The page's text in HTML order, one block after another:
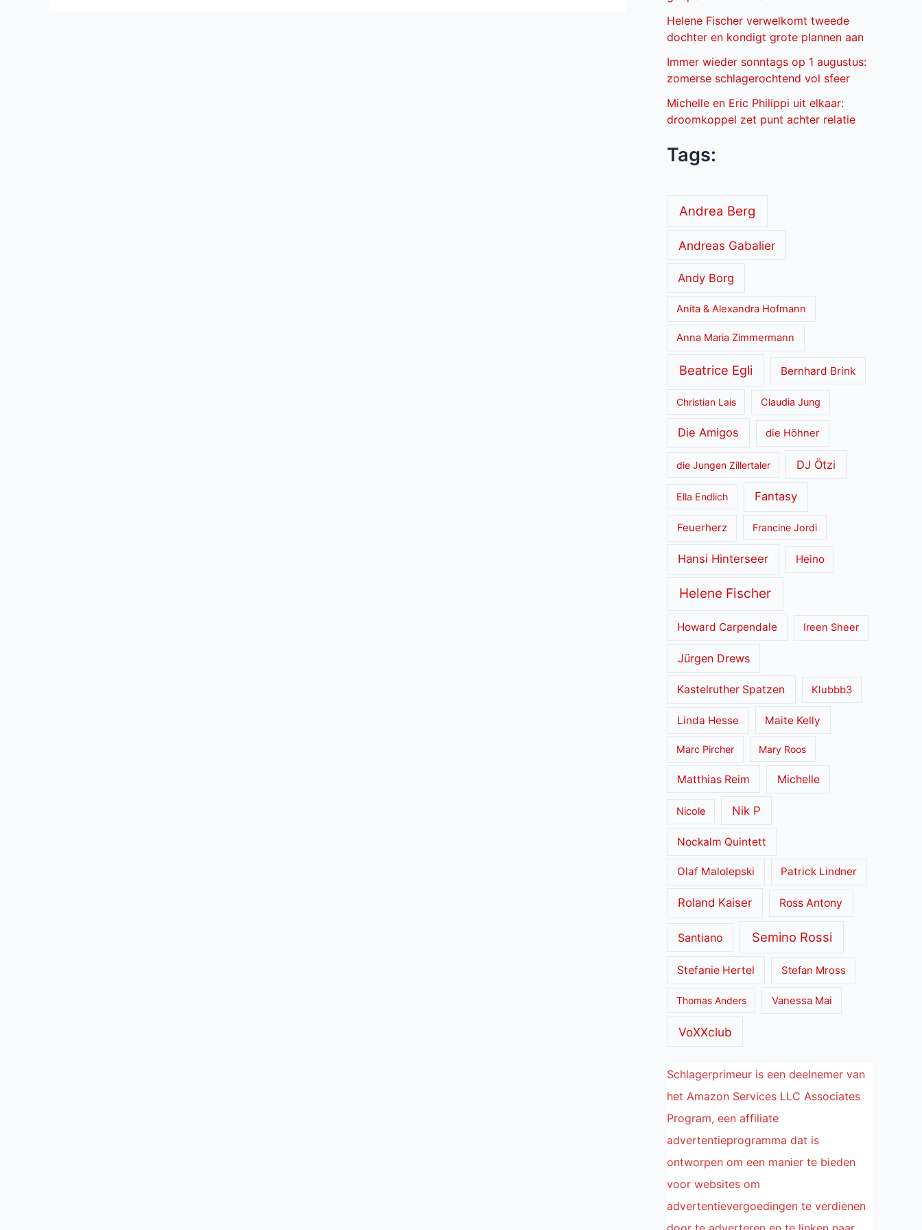
Helene Fischer verwelkomt tweede
dochter en kondigt grote plannen aan
Immer wieder sonntags op 1 augustus:
zomerse schlagerochtend vol sfeer
Michelle en Eric Philippi uit elkaar:
droomkoppel zet punt achter relatie
Tags:
Andrea Berg
Andreas Gabalier
Andy Borg
Anita & Alexandra Hofmann
Anna Maria Zimmermann
Beatrice Egli Bernhard Brink
Christian Lais Claudia Jung
Die Amigos die Höhner
die Jungen Zillertaler DJ Ötzi
Ella Endlich Fantasy
Feuerherz Francine Jordi
Hansi Hinterseer Heino
Helene Fischer
Howard Carpendale Ireen Sheer
Jürgen Drews
Kastelruther Spatzen Klubbb3
Linda Hesse Maite Kelly
Marc Pircher Mary Roos
Matthias Reim Michelle
Nicole Nik P
Nockalm Quintett
Olaf Malolepski Patrick Lindner
Roland Kaiser Ross Antony
Santiano Semino Rossi
Stefanie Hertel Stefan Mross
Thomas Anders Vanessa Mai
VoXXclub
Schlagerprimeur is een deelnemer van
het Amazon Services LLC Associates
Program, een affiliate
advertentieprogramma dat is
ontworpen om een manier te bieden
voor websites om
advertentievergoedingen te verdienen